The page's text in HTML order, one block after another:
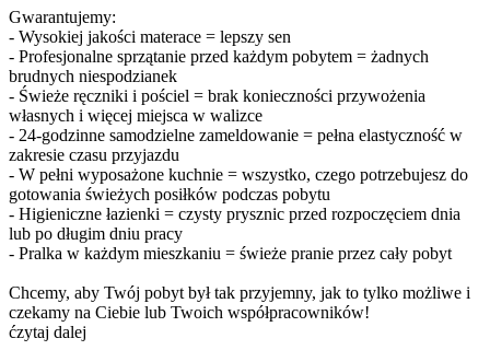
Gwarantujemy:
- Wysokiej jakości materace = lepszy sen
- Profesjonalne sprzątanie przed każdym pobytem = żadnych
brudnych niespodzianek
- Świeże ręczniki i pościel = brak konieczności przywożenia
własnych i więcej miejsca w walizce
- 24-godzinne samodzielne zameldowanie = pełna elastyczność w
zakresie czasu przyjazdu
- W pełni wyposażone kuchnie = wszystko, czego potrzebujesz do
gotowania świeżych posiłków podczas pobytu
- Higieniczne łazienki = czysty prysznic przed rozpoczęciem dnia
lub po długim dniu pracy
- Pralka w każdym mieszkaniu = świeże pranie przez cały pobyt
Chcemy, aby Twój pobyt był tak przyjemny, jak to tylko możliwe i
czekamy na Ciebie lub Twoich współpracowników!
ćzytaj dalej